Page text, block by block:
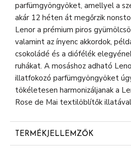
parfümgyöngyöket, amellyel a
akár 12 héten át megőrzik
Lenor a prémium piros
valamint az ínyenc akkordok,
csokoládé és a diófélék
ruhákat. A mosáshoz adható
illatfokozó parfümgyöngyöket
tökéletesen harmonizáljanak a
Rose de Mai textilöblítők
TERMÉKJELLEMZŐK